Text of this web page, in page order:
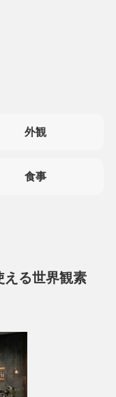
外観
食事
える世界観素